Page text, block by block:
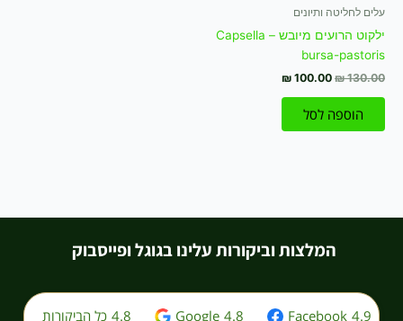
עלים לחליטה ותיונים
ילקוט הרועים מיובש – Capsella
bursa-pastoris
₪130.00
₪ 100.00
הוספה לסל
המלצות וביקורות עלינו בגוגל ופייסבוק
כל הביקורות 4.8 Google 4.8 Facebook 4.9